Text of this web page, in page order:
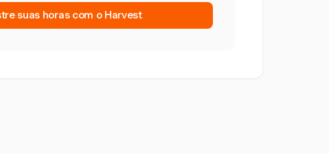
suas horas com o Harvest